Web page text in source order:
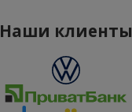
Наши клиенты